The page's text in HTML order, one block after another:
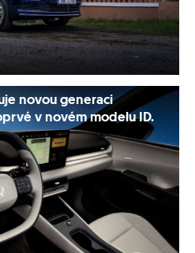
novou generaci
v novém modelu ID.